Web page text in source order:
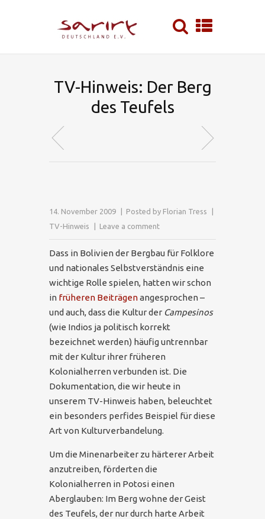
TV-Hinweis: Der Berg
des Teufels
14. November 2009 Posted by Florian Tress
TV-Hinweis
Leave a comment
Dass in Bolivien der Bergbau für Folklore
und nationales Selbstverständnis eine
wichtige Rolle spielen, hatten wir schon
in früheren Beiträgenangesprochen –
und auch, dass die Kultur der Campesinos
(wie Indios ja politisch korrekt
bezeichnet werden) häufig untrennbar
mit der Kultur ihrer früheren
Kolonialherren verbunden ist. Die
Dokumentation, die wir heute in
unserem TV-Hinweis haben, beleuchtet
ein besonders perfides Beispiel für diese
Art von Kulturverbandelung.
Um die Minenarbeiter zu härterer Arbeit
anzutreiben, förderten die
Kolonialherren in Potosi einen
Aberglauben: Im Berg wohne der Geist
des Teufels, der nur durch harte Arbeit